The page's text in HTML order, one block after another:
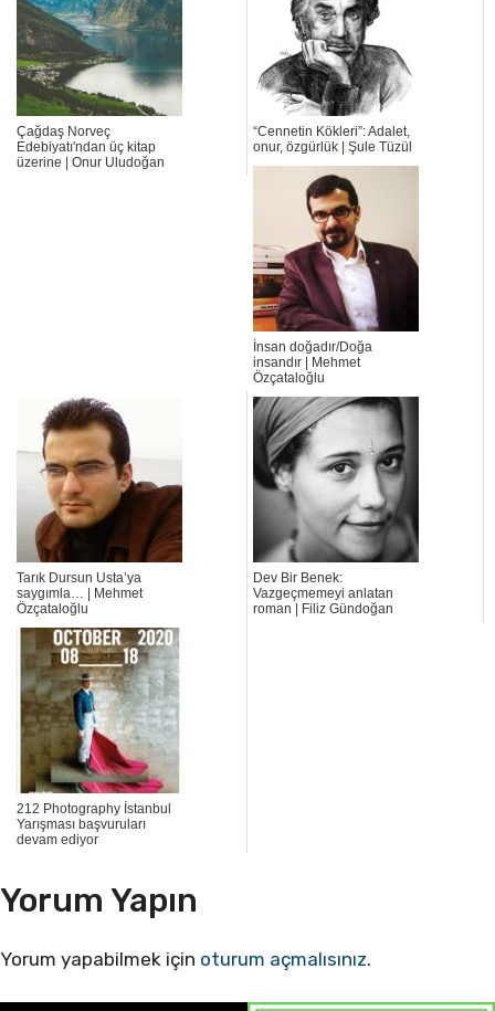
Çağdaş Norveç
Edebiyatı'ndan üç kitap
üzerine | Onur Uludoğan
“Cennetin Kökleri”: Adalet,
onur, özgürlük | Şule Tüzül
İnsan doğadır/Doğa
insandır | Mehmet
Özçataloğlu
Tarık Dursun Usta’ya
saygımla… | Mehmet
Özçataloğlu
Dev Bir Benek:
Vazgeçmemeyi anlatan
roman | Filiz Gündoğan
212 Photography İstanbul
Yarışması başvuruları
devam ediyor
Yorum Yapın
Yorum yapabilmek için oturum açmalısınız.